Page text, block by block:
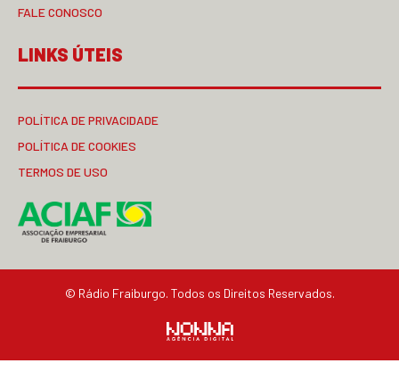
FALE CONOSCO
LINKS ÚTEIS
POLÍTICA DE PRIVACIDADE
POLÍTICA DE COOKIES
TERMOS DE USO
© Rádio Fraiburgo. Todos os Direitos Reservados.